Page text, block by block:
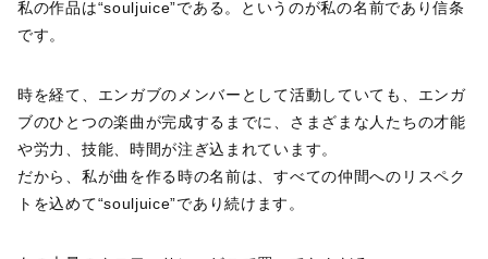
私の作品は“souljuice”である。というのが私の名前であり信条
です。
時を経て、エンガブのメンバーとして活動していても、エンガ
ブのひとつの楽曲が完成するまでに、さまざまな人たちの才能
や労力、技能、時間が注ぎ込まれています。
だから、私が曲を作る時の名前は、すべての仲間へのリスペク
トを込めて“souljuice”であり続けます。